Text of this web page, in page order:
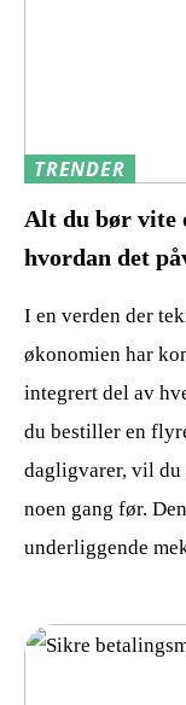
TRENDER
Alt du bør vite
hvordan det
I en verden der
økonomien har
integrert del av
du bestiller en
dagligvarer, vil du
noen gang før.
underliggende